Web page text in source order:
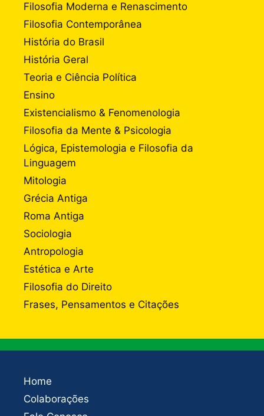
Filosofia Moderna e Renascimento
Filosofia Contemporânea
História do Brasil
História Geral
Teoria e Ciência Política
Ensino
Existencialismo & Fenomenologia
Filosofia da Mente & Psicologia
Lógica, Epistemologia e Filosofia da
Linguagem
Mitologia
Grécia Antiga
Roma Antiga
Sociologia
Antropologia
Estética e Arte
Filosofia do Direito
Frases, Pensamentos e Citações
Home
Colaborações